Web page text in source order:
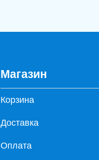
Магазин
Корзина
Доставка
Оплата